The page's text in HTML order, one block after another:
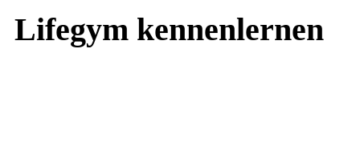
Lifegym kennenlernen